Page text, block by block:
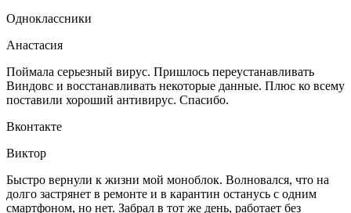
Одноклассники
Анастасия
Поймала серьезный вирус. Пришлось переустанавливать
Виндовс и восстанавливать некоторые данные. Плюс ко всему
поставили хороший антивирус. Спасибо.
Вконтакте
Виктор
Быстро вернули к жизни мой моноблок. Волновался, что на
долго застрянет в ремонте и в карантин останусь с одним
смартфоном, но нет. Забрал в тот же день, работает без